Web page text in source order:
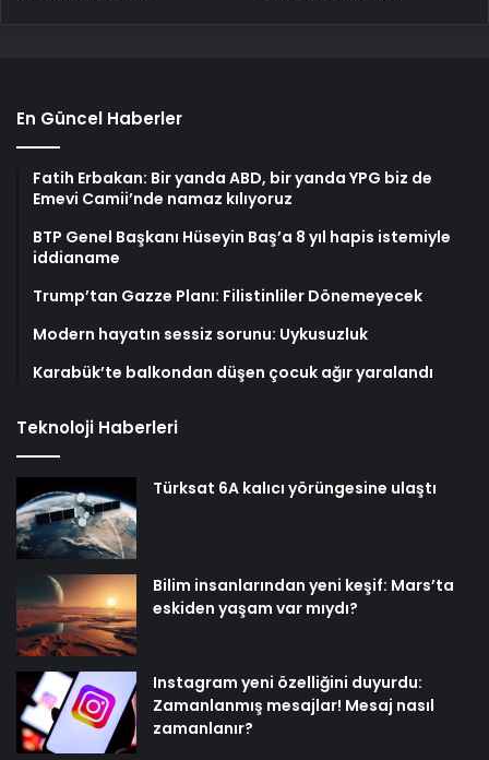
En Güncel Haberler
Fatih Erbakan: Bir yanda ABD, bir yanda YPG biz de
Emevi Camii’nde namaz kılıyoruz
BTP Genel Başkanı Hüseyin Baş’a 8 yıl hapis istemiyle
iddianame
Trump’tan Gazze Planı: Filistinliler Dönemeyecek
Modern hayatın sessiz sorunu: Uykusuzluk
Karabük’te balkondan düşen çocuk ağır yaralandı
Teknoloji Haberleri
Türksat 6A kalıcı yörüngesine ulaştı
Bilim insanlarından yeni keşif: Mars’ta
eskiden yaşam var mıydı?
Instagram yeni özelliğini duyurdu:
Zamanlanmış mesajlar! Mesaj nasıl
zamanlanır?